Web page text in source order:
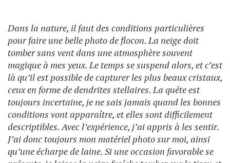
Dans la nature, il faut des conditions parti­culières
pour faire une belle photo de flocon. La neige doit
tomber sans vent dans une atmosphère souvent
magique à mes yeux. Le temps se suspend alors, et c’est
là qu’il est possible de capturer les plus beaux cristaux,
ceux en forme de dendrites stellaires. La quête est
toujours incertaine, je ne sais jamais quand les bonnes
conditions vont apparaître, et elles sont difficilement
descriptibles. Avec l’expérience, j’ai appris à les sentir.
J’ai donc toujours mon matériel photo sur moi, ainsi
qu’une écharpe de laine. Si une occasion favorable se